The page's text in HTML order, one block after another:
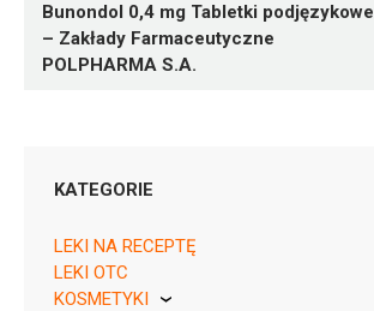
Bunondol 0,4 mg Tabletki podjęzykowe
– Zakłady Farmaceutyczne
POLPHARMA S.A.
KATEGORIE
LEKI NA RECEPTĘ
LEKI OTC
KOSMETYKI